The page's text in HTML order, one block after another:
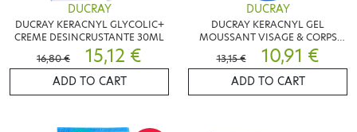
DUCRAY
DUCRAY KERACNYL GLYCOLIC+
CREME DESINCRUSTANTE 30ML
16,80 €
15,12 €
ADD TO CART
DUCRAY
DUCRAY KERACNYL GEL
MOUSSANT VISAGE & CORPS
400ML
13,15 € 10,91 €
ADD TO CART